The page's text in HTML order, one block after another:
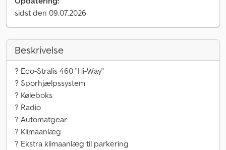
sidst den 09.07.2026
Beskrivelse
? Eco-Stralis 460 "Hi-Way"
? Sporhjælpssystem
? Køleboks
? Radio
? Automatgear
? Klimaanlæg
? Ekstra klimaanlæg til parkering